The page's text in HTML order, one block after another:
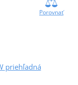
Porovnať
priehľadná